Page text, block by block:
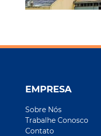
EMPRESA
Sobre Nós
Trabalhe Conosco
Contato